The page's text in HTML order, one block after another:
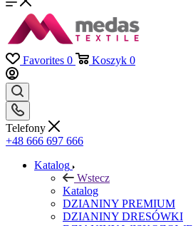
Favorites 0 Koszyk 0
Telefony
+48 666 697 666
Katalog
Wstecz
Katalog
DZIANINY PREMIUM
DZIANINY DRESÓWKI